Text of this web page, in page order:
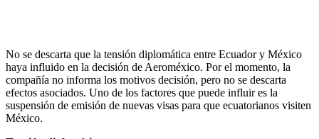
No se descarta que la tensión diplomática entre Ecuador y México
haya influido en la decisión de Aeroméxico. Por el momento, la
compañía no informa los motivos decisión, pero no se descarta
efectos asociados. Uno de los factores que puede influir es la
suspensión de emisión de nuevas visas para que ecuatorianos visiten
México.